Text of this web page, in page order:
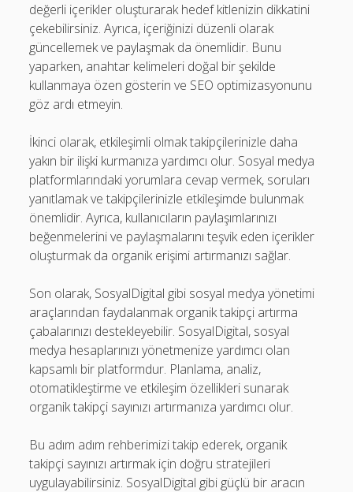
değerli içerikler oluşturarak hedef kitlenizin dikkatini
çekebilirsiniz. Ayrıca, içeriğinizi düzenli olarak
güncellemek ve paylaşmak da önemlidir. Bunu
yaparken, anahtar kelimeleri doğal bir şekilde
kullanmaya özen gösterin ve SEO optimizasyonunu
göz ardı etmeyin.
İkinci olarak, etkileşimli olmak takipçilerinizle daha
yakın bir ilişki kurmanıza yardımcı olur. Sosyal medya
platformlarındaki yorumlara cevap vermek, soruları
yanıtlamak ve takipçilerinizle etkileşimde bulunmak
önemlidir. Ayrıca, kullanıcıların paylaşımlarınızı
beğenmelerini ve paylaşmalarını teşvik eden içerikler
oluşturmak da organik erişimi artırmanızı sağlar.
Son olarak, SosyalDigital gibi sosyal medya yönetimi
araçlarından faydalanmak organik takipçi artırma
çabalarınızı destekleyebilir. SosyalDigital, sosyal
medya hesaplarınızı yönetmenize yardımcı olan
kapsamlı bir platformdur. Planlama, analiz,
otomatikleştirme ve etkileşim özellikleri sunarak
organik takipçi sayınızı artırmanıza yardımcı olur.
Bu adım adım rehberimizi takip ederek, organik
takipçi sayınızı artırmak için doğru stratejileri
uygulayabilirsiniz. SosyalDigital gibi güçlü bir aracın